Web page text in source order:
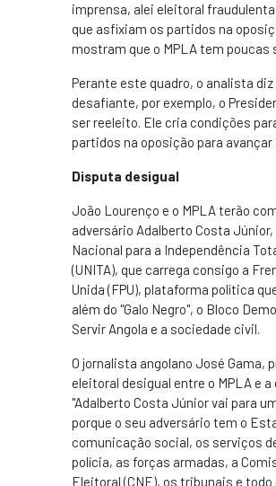
imprensa, alei eleitoral
que asfixiam os partidos na
mostram que o MPLA tem poucas
Perante este quadro, o analista diz
desafiante, por exemplo, o
ser reeleito. Ele cria condições
partidos na oposição para avançar
Disputa desigual
João Lourenço e o MPLA terão
adversário Adalberto Costa Júnior,
Nacional para a Independência
(UNITA), que carrega consigo a
Unida (FPU), plataforma política
além do "Galo Negro", o Bloco
Servir Angola e a sociedade civil.
O jornalista angolano José Gama,
eleitoral desigual entre o MPLA e a
"Adalberto Costa Júnior vai para
porque o seu adversário tem o
comunicação social, os serviços
polícia, as forças armadas, a
Eleitoral (CNE), os tribunais e todo